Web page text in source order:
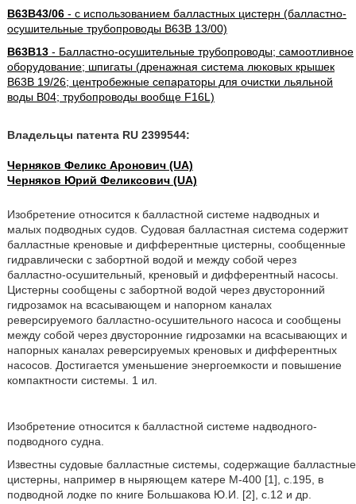
B63B43/06- с использованием балластных цистерн (балластно-
осушительные трубопроводы B63B 13/00)
B63B13- Балластно-осушительные трубопроводы; самоотливное
оборудование; шпигаты (дренажная система люковых крышек
B63B 19/26; центробежные сепараторы для очистки льяльной
воды B04; трубопроводы вообще F16L)
Владельцы патента RU 2399544:
Черняков Феликс Аронович (UA)
Черняков Юрий Феликсович (UA)
Изобретение относится к балластной системе надводных и
малых подводных судов. Судовая балластная система содержит
балластные креновые и дифферентные цистерны, сообщенные
гидравлически с забортной водой и между собой через
балластно-осушительный, креновый и дифферентный насосы.
Цистерны сообщены с забортной водой через двусторонний
гидрозамок на всасывающем и напорном каналах
реверсируемого балластно-осушительного насоса и сообщены
между собой через двусторонние гидрозамки на всасывающих и
напорных каналах реверсируемых креновых и дифферентных
насосов. Достигается уменьшение энергоемкости и повышение
компактности системы. 1 ил.
Изобретение относится к балластной системе надводного-
подводного судна.
Известны судовые балластные системы, содержащие балластные
цистерны, например в ныряющем катере М-400 [1], с.195, в
подводной лодке по книге Большакова Ю.И. [2], с.12 и др.